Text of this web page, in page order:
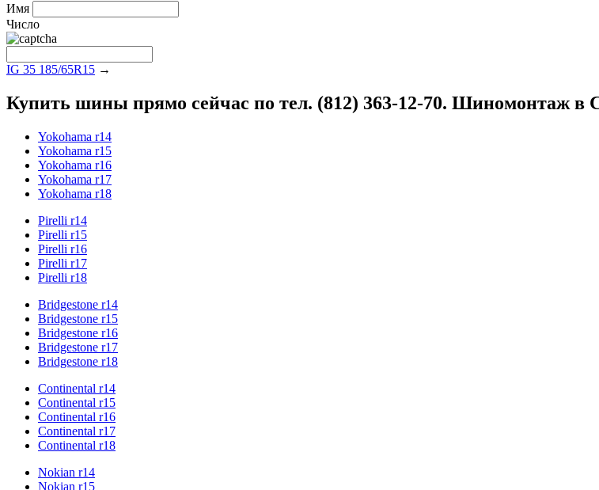
Имя
Число
IG 35 185/65R15 →
Купить шины прямо сейчас по тел. (812) 363-12-70. Шиномонтаж в
Yokohama r14
Yokohama r15
Yokohama r16
Yokohama r17
Yokohama r18
Pirelli r14
Pirelli r15
Pirelli r16
Pirelli r17
Pirelli r18
Bridgestone r14
Bridgestone r15
Bridgestone r16
Bridgestone r17
Bridgestone r18
Continental r14
Continental r15
Continental r16
Continental r17
Continental r18
Nokian r14
Nokian r15